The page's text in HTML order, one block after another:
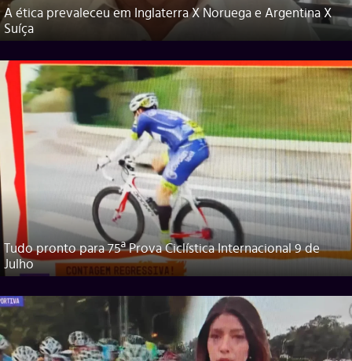
A ética prevaleceu em Inglaterra X Noruega e Argentina X
Suíça
Tudo pronto para 75ª Prova Ciclística Internacional 9 de
Julho